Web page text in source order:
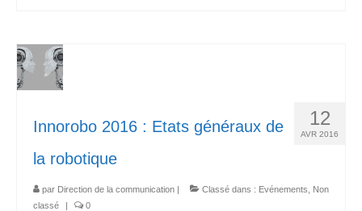
12
AVR 2016
Innorobo 2016 : Etats généraux de
la robotique
par Direction de la communication | Classé dans : Evénements
Non
classé
| 0